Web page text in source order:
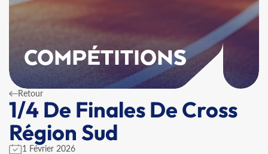
COMPÉTITIONS
Retour
1/4 De Finales De Cross
Région Sud
1 Février 2026